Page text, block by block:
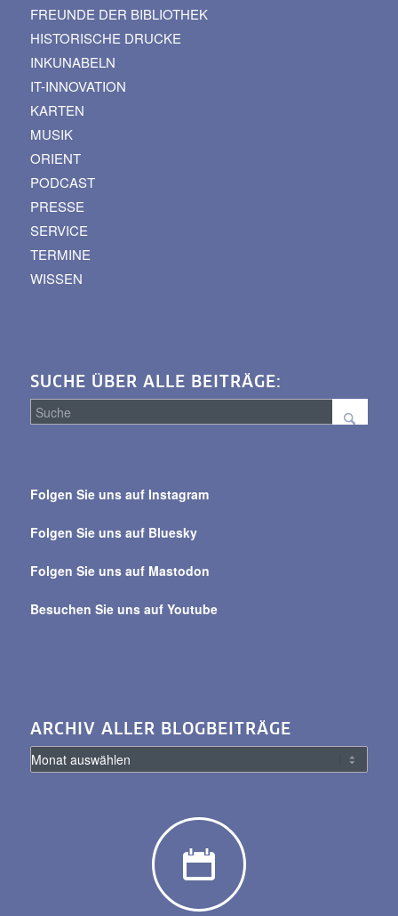
FREUNDE DER BIBLIOTHEK
HISTORISCHE DRUCKE
INKUNABELN
IT-INNOVATION
KARTEN
MUSIK
ORIENT
PODCAST
PRESSE
SERVICE
TERMINE
WISSEN
SUCHE ÜBER ALLE BEITRÄGE:
alle
Folgen Sie uns auf Instagram
Folgen Sie uns auf Bluesky
Folgen Sie uns auf Mastodon
Besuchen Sie uns auf Youtube
ARCHIV ALLER BLOGBEITRÄGE